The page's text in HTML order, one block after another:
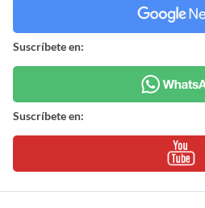
Suscríbete en:
Suscríbete en: